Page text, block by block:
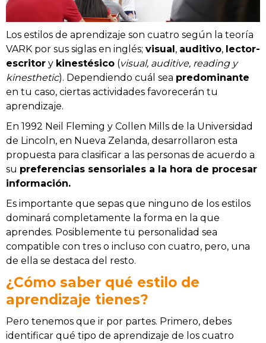
Los estilos de aprendizaje son cuatro según la teoría
VARK por sus siglas en inglés; visual, auditivo, lector-
escritor y kinestésico (visual, auditive, reading y
kinesthetic). Dependiendo cuál sea predominante
en tu caso, ciertas actividades favorecerán tu
aprendizaje.
En 1992 Neil Fleming y Collen Mills de la Universidad
de Lincoln, en Nueva Zelanda, desarrollaron esta
propuesta para clasificar a las personas de acuerdo a
su preferencias sensoriales a la hora de procesar
información.
Es importante que sepas que ninguno de los estilos
dominará completamente la forma en la que
aprendes. Posiblemente tu personalidad sea
compatible con tres o incluso con cuatro, pero, una
de ella se destaca del resto.
¿Cómo saber qué estilo de
aprendizaje tienes?
Pero tenemos que ir por partes. Primero, debes
identificar qué tipo de aprendizaje de los cuatro